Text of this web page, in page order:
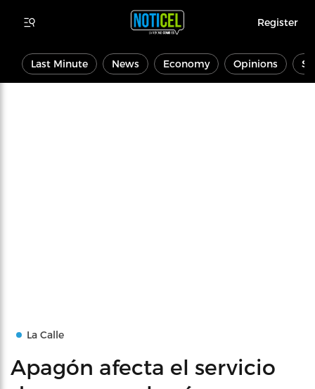
Register
Last Minute News Economy Opinions
La Calle
Apagón afecta el servicio